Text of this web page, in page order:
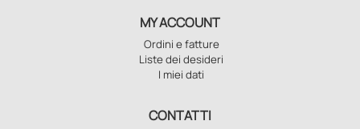
MY ACCOUNT
Ordini e fatture
Liste dei desideri
I miei dati
CONTATTI